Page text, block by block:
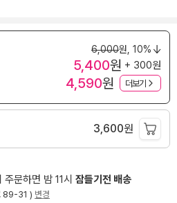
6,000원, 10%
5,400원 + 300원
4,590원 더보기
3,600원
주문하면 밤 11시 잠들기전 배송
89-31 ) 변경